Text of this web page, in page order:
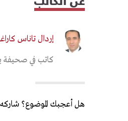
إردال تاناس
كاتب في
هل أعجبك الموضوع؟